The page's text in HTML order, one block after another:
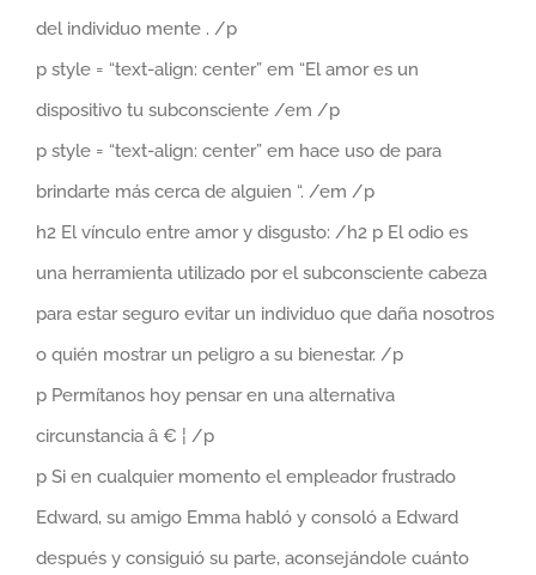
del individuo mente . /p
p style = “text-align: center” em “El amor es un
dispositivo tu subconsciente /em /p
p style = “text-align: center” em hace uso de para
brindarte más cerca de alguien “. /em /p
h2 El vínculo entre amor y disgusto: /h2 p El odio es
una herramienta utilizado por el subconsciente cabeza
para estar seguro evitar un individuo que daña nosotros
o quién mostrar un peligro a su bienestar. /p
p Permítanos hoy pensar en una alternativa
circunstancia â € ¦ /p
p Si en cualquier momento el empleador frustrado
Edward, su amigo Emma habló y consoló a Edward
después y consiguió su parte, aconsejándole cuánto